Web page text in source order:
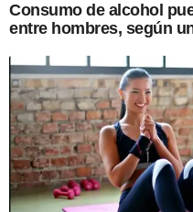
Consumo de alcohol
entre hombres, según